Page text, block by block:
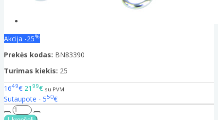
Akcija -25%
Prekės kodas: BN83390
Turimas kiekis: 25
1649€ 21 99€ su PVM
Sutaupote - 550€